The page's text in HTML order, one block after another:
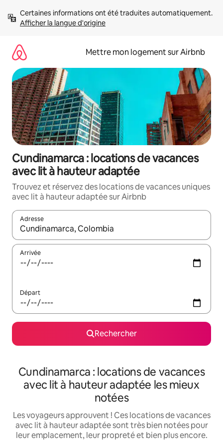
directement
Afficher la langue d'origine
Mettre mon logement sur Airbnb
Cundinamarca : locations de vacances
avec lit à hauteur adaptée
Trouvez et réservez des locations de vacances uniques
avec lit à hauteur adaptée sur Airbnb
Adresse
Lorsque les résultats s'affichent, utilisez les flèches vers le
Arrivée
Départ
Rechercher
Cundinamarca : locations de vacances
avec lit à hauteur adaptée les mieux
notées
Les voyageurs approuvent ! Ces locations de vacances
avec lit à hauteur adaptée sont très bien notées pour
leur emplacement, leur propreté et bien plus encore.